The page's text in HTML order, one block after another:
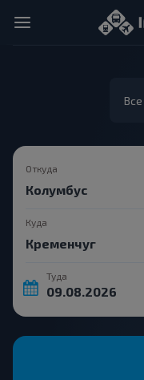
Все
Откуда
Куда
Туда